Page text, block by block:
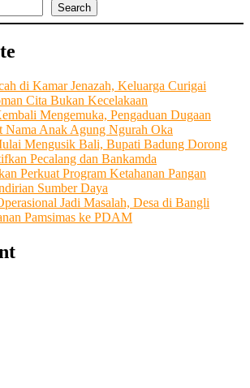
Search
di Kamar Jenazah, Keluarga Curigai
Cita Bukan Kecelakaan
Mengemuka, Pengaduan Dugaan
Nama Anak Agung Ngurah Oka
Mengusik Bali, Bupati Badung Dorong
Pecalang dan Bankamda
Perkuat Program Ketahanan Pangan
Sumber Daya
Jadi Masalah, Desa di Bangli
Pamsimas ke PDAM